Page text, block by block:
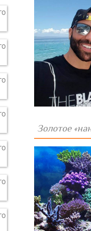
Золотое